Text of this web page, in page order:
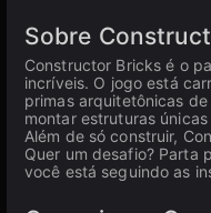
Sobre
Constructor Bricks é o
incríveis. O jogo está
primas arquitetônicas
montar estruturas
Além de só construir,
Quer um desafio? Parta
você está seguindo as